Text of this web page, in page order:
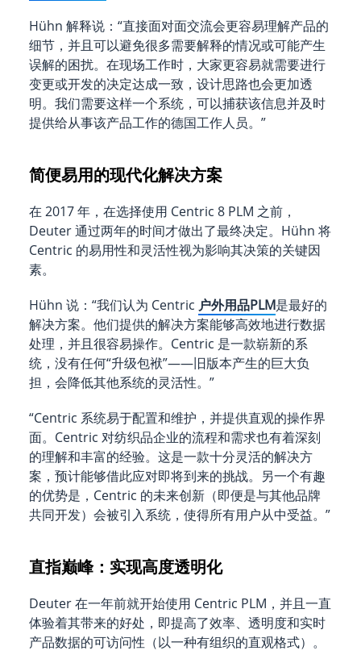
Hühn 解释说：“直接面对面交流会更容易理解产品的
细节，并且可以避免很多需要解释的情况或可能产生
误解的困扰。在现场工作时，大家更容易就需要进行
变更或开发的决定达成一致，设计思路也会更加透
明。我们需要这样一个系统，可以捕获该信息并及时
提供给从事该产品工作的德国工作人员。”
简便易用的现代化解决方案
在 2017 年，在选择使用 Centric 8 PLM 之前，
Deuter 通过两年的时间才做出了最终决定。Hühn 将
Centric 的易用性和灵活性视为影响其决策的关键因
素。
Hühn 说：“我们认为 Centric 户外用品PLM是最好的
解决方案。他们提供的解决方案能够高效地进行数据
处理，并且很容易操作。Centric 是一款崭新的系
统，没有任何“升级包袱”——旧版本产生的巨大负
担，会降低其他系统的灵活性。”
“Centric 系统易于配置和维护，并提供直观的操作界
面。Centric 对纺织品企业的流程和需求也有着深刻
的理解和丰富的经验。这是一款十分灵活的解决方
案，预计能够借此应对即将到来的挑战。另一个有趣
的优势是，Centric 的未来创新（即便是与其他品牌
共同开发）会被引入系统，使得所有用户从中受益。”
直指巅峰：实现高度透明化
Deuter 在一年前就开始使用 Centric PLM，并且一直
体验着其带来的好处，即提高了效率、透明度和实时
产品数据的可访问性（以一种有组织的直观格式）。